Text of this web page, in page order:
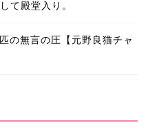
て殿堂入り。
の無言の圧【元野良猫チャ